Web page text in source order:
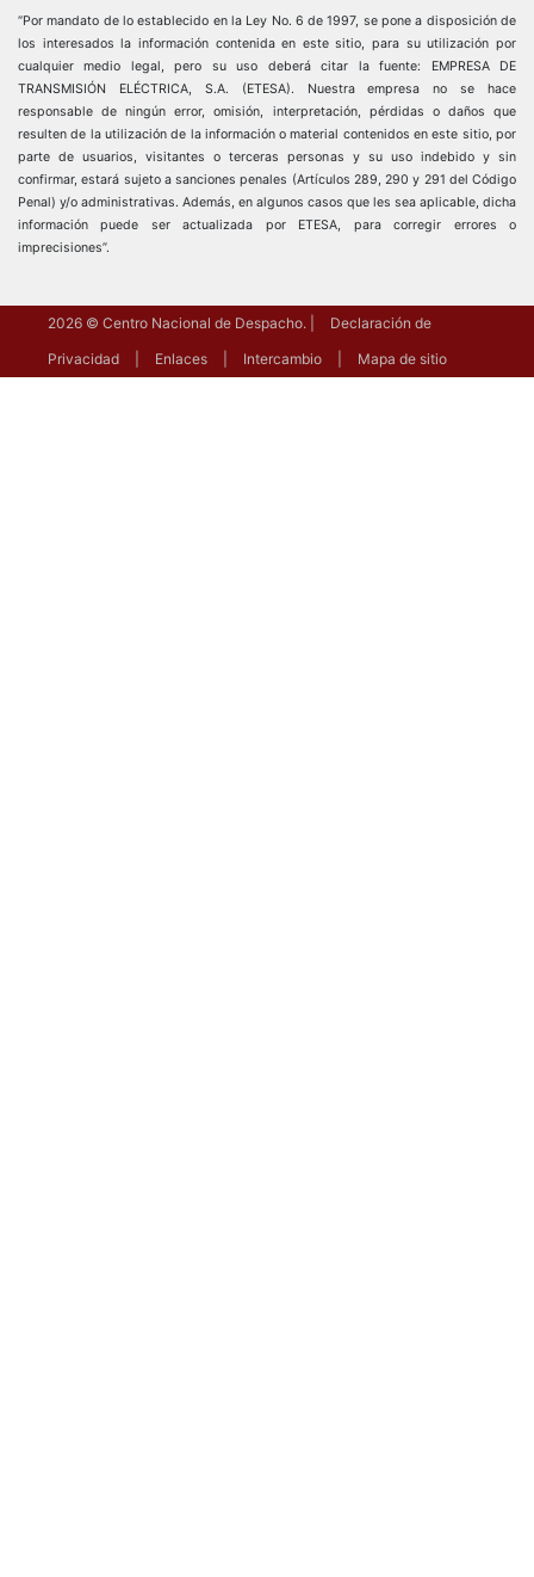
“Por mandato de lo establecido en la Ley No. 6 de 1997, se pone a disposición de
los interesados la información contenida en este sitio, para su utilización por
cualquier medio legal, pero su uso deberá citar la fuente: EMPRESA DE
TRANSMISIÓN ELÉCTRICA, S.A. (ETESA). Nuestra empresa no se hace
responsable de ningún error, omisión, interpretación, pérdidas o daños que
resulten de la utilización de la información o material contenidos en este sitio, por
parte de usuarios, visitantes o terceras personas y su uso indebido y sin
confirmar, estará sujeto a sanciones penales (Artículos 289, 290 y 291 del Código
Penal) y/o administrativas. Además, en algunos casos que les sea aplicable, dicha
información puede ser actualizada por ETESA, para corregir errores o
imprecisiones”.
2026 © Centro Nacional de Despacho.
Declaración de
Privacidad
Enlaces Intercambio Mapa de sitio